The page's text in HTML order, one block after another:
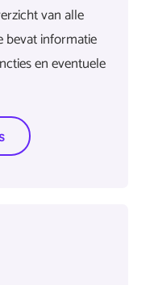
van alle
bevat informatie
en eventuele